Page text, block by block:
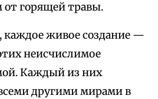
от горящей травы.
живое создание —
неисчислимое
Каждый из них
другими мирами в